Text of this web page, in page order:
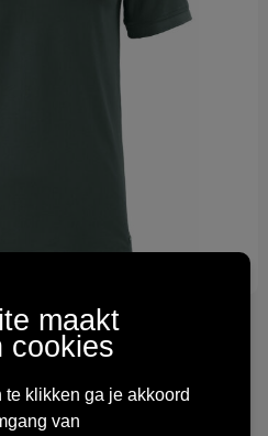
maakt
cookies
te klikken ga je akkoord
van